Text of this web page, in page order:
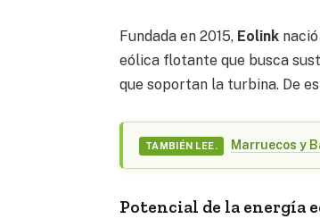
Fundada en 2015, Eolink
eólica flotante que busca
que soportan la turbina. De
TAMBIÉN LEE. Marruecos y
Potencial de la energía